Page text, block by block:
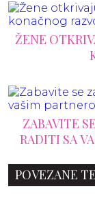
ŽENE
ZABAVITE
RADITI SA
POVEZANE